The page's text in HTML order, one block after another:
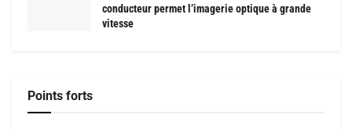
conducteur permet l’imagerie optique à grande
vitesse
Points forts